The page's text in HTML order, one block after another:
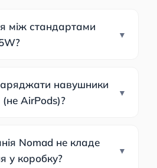
між стандартами
навушники
(не AirPods)?
Nomad не кладе
у коробку?